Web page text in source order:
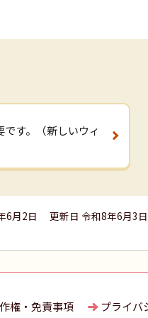
す。（新しいウィ
6月2日 更新日 令和8年6月3日
権・免責事項 プライバ